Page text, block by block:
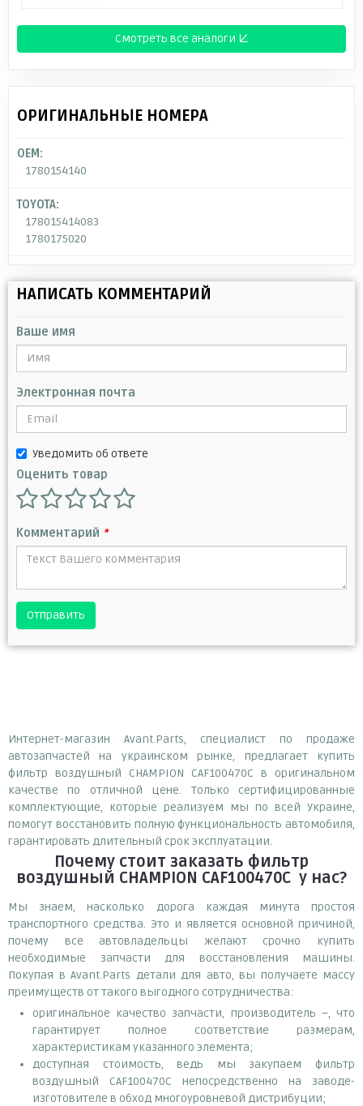
Смотреть все аналоги ↓
ОРИГИНАЛЬНЫЕ НОМЕРА
OEM:
1780154140
TOYOTA:
178015414083
1780175020
НАПИСАТЬ КОММЕНТАРИЙ
Ваше имя
Электронная почта
Уведомить об ответе
Оценить товар
Комментарий *
Отправить
Интернет-магазин Avant.Parts, специалист по продаже
автозапчастей на украинском рынке, предлагает купить
фильтр воздушный CHAMPION CAF100470C в оригинальном
качестве по отличной цене. Только сертифицированные
комплектующие, которые реализуем мы по всей Украине,
помогут восстановить полную функциональность автомобиля,
гарантировать длительный срок эксплуатации.
Почему стоит заказать фильтр
воздушный CHAMPION CAF100470C у нас?
Мы знаем, насколько дорога каждая минута простоя
транспортного средства. Это и является основной причиной,
почему все автовладельцы желают срочно купить
необходимые запчасти для восстановления машины.
Покупая в Avant.Parts детали для авто, вы получаете массу
преимуществ от такого выгодного сотрудничества:
оригинальное качество запчасти, производитель –, что
гарантирует полное соответствие размерам,
характеристикам указанного элемента;
доступная стоимость, ведь мы закупаем фильтр
воздушный CAF100470C непосредственно на заводе-
изготовителе в обход многоуровневой дистрибуции;